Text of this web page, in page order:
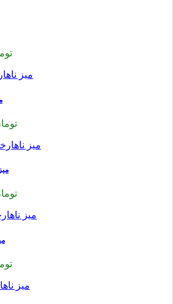
173,910,000
196,218,000